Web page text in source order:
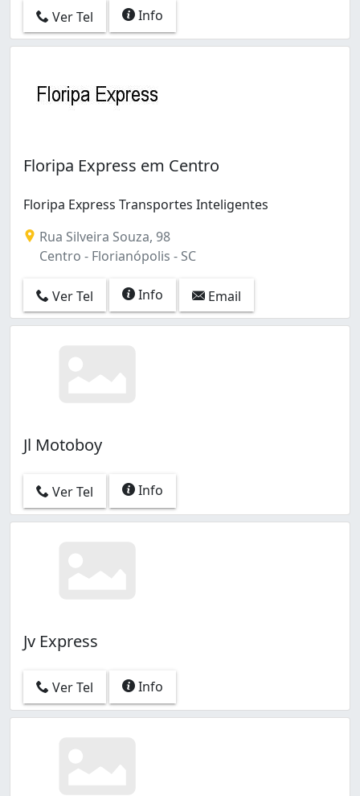
Ver Tel Info
Floripa Express em Centro
Floripa Express Transportes Inteligentes
Rua Silveira Souza, 98
Centro - Florianópolis - SC
Ver Tel Info Email
Jl Motoboy
Ver Tel Info
Jv Express
Ver Tel Info